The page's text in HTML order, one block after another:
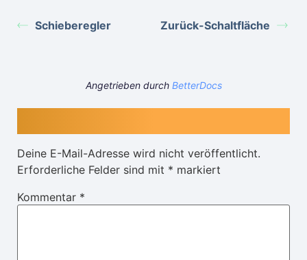
Schieberegler Zurück-Schaltfläche
Angetrieben durch BetterDocs
Deine E-Mail-Adresse wird nicht veröffentlicht.
Erforderliche Felder sind mit * markiert
Kommentar *